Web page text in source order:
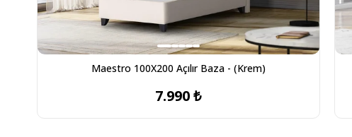
Maestro 100X200 Açılır Baza - (Krem)
7.990 ₺